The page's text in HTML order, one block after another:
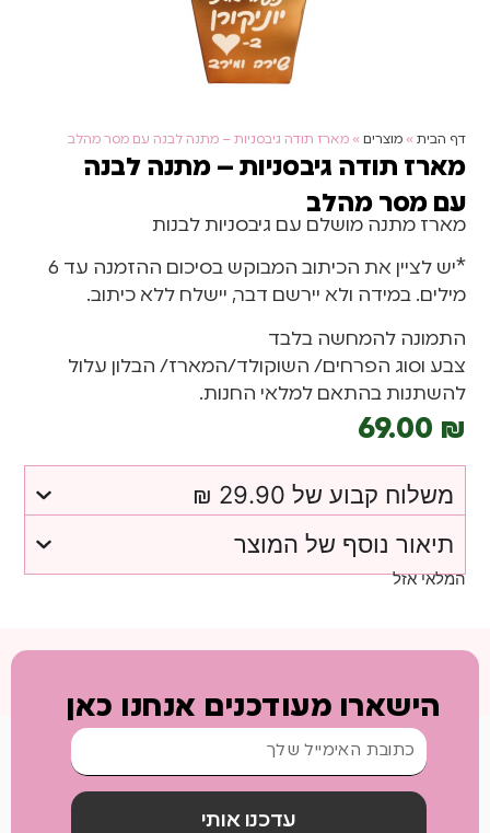
דף הבית »מוצרים »מארז תודה גיבסניות – מתנה לבנה עם מסר מהלב
מארז תודה גיבסניות – מתנה לבנה
עם מסר מהלב
מארז מתנה מושלם עם גיבסניות לבנות
*יש לציין את הכיתוב המבוקש בסיכום ההזמנה עד 6
מילים. במידה ולא יירשם דבר, יישלח ללא כיתוב.
התמונה להמחשה בלבד
צבע וסוג הפרחים/ השוקולד/המארז/ הבלון עלול
להשתנות בהתאם למלאי החנות.
69.00 ₪
משלוח קבוע של 29.90 ₪
תיאור נוסף של המוצר
המלאי אזל
הישארו מעודכנים אנחנו כאן
עדכנו אותי